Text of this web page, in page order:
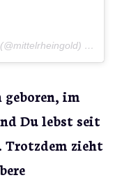
(@mittelrheingold) am
im
Du lebst seit
Trotzdem zieht